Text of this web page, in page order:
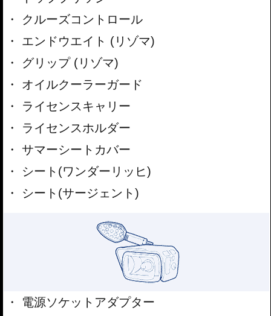
クルーズコントロール
エンドウエイト (リゾマ)
グリップ (リゾマ)
オイルクーラーガード
ライセンスキャリー
ライセンスホルダー
サマーシートカバー
シート(ワンダーリッヒ)
シート(サージェント)
電源ソケットアダプター